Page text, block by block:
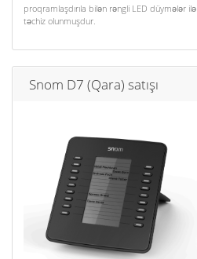
proqramlaşdırıla bilən rəngli LED düymələr ilə
təchiz olunmuşdur.
Snom D7 (Qara) satışı